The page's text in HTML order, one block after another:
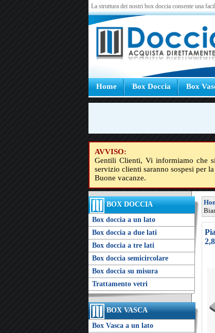
La struttura dei nostri box doccia consente una
Home Box Doccia Box
AVVISO:
Gentili Clienti, Vi informiamo che
servizio clienti saranno sospesi per
Buone vacanze.
BOX DOCCIA
Box doccia a un lato
Box doccia a due lati
Box doccia a tre lati
Box doccia semicircolare
Box doccia su misura
Trattamento vetri
BOX VASCA
Box Vasca a un lato